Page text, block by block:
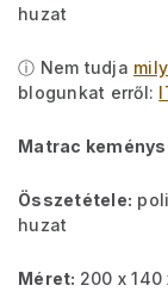
huzat
ⓘ Nem tudja
blogunkat erről:
Matrac
Összetétele:
huzat
Méret: 200 x 140